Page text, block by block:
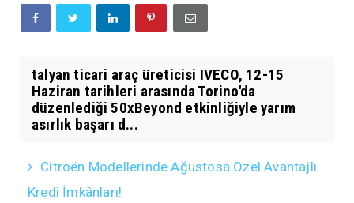
talyan ticari araç üreticisi IVECO, 12-15
Haziran tarihleri arasında Torino'da
düzenlediği 50xBeyond etkinliğiyle yarım
asırlık başarı d...
Citroën Modellerinde Ağustosa Özel Avantajlı
Kredi İmkânları!